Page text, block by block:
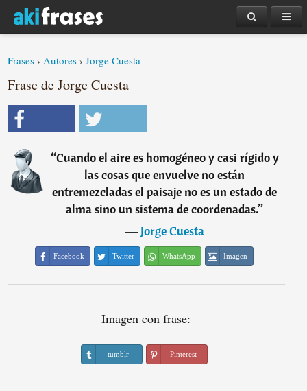
Frases ›Autores ›Jorge Cuesta
Frase de Jorge Cuesta
“Cuando el aire es homogéneo y casi rígido y
las cosas que envuelve no están
entremezcladas el paisaje no es un estado de
alma sino un sistema de coordenadas.”
―Jorge Cuesta
Facebook Twitter WhatsApp Imagen
Imagen con frase:
tumblr Pinterest